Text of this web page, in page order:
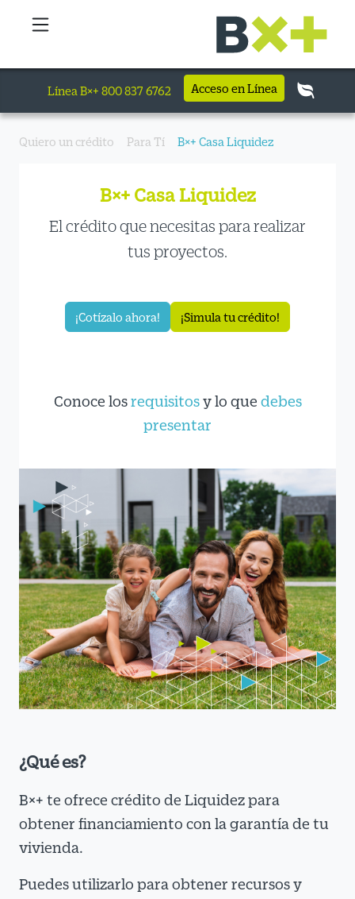
Línea B×+ 800 837 6762 Acceso en Línea
Quiero un crédito Para Tí B×+ Casa Liquidez
B×+ Casa Liquidez
El crédito que necesitas para realizar
tus proyectos.
¡Cotízalo ahora! ¡Simula tu crédito!
Conoce los requisitosy lo que debes
presentar
¿Qué es?
B×+ te ofrece crédito de Liquidez para
obtener financiamiento con la garantía de tu
vivienda.
Puedes utilizarlo para obtener recursos y